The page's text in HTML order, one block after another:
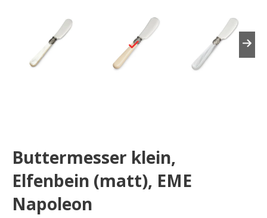
Buttermesser klein,
Elfenbein (matt), EME
Napoleon